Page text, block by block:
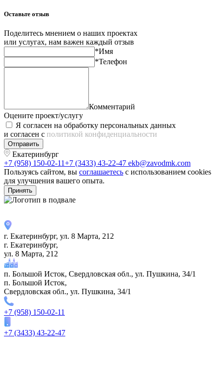
Оставьте отзыв
Поделитесь мнением о наших проектах
или услугах, нам важен каждый отзыв
*Имя
*Телефон
Комментарий
Оцените проект/услугу
Я согласен на обработку персональных данных
и согласен с политикой конфиденциальности
Отправить
Екатеринбург
+7 (958) 150-02-11+7 (3433) 43-22-47 ekb@zavodmk.com
Пользуясь сайтом, вы соглашаетесь с использованием cookies
для улучшения вашего опыта.
Принять
г. Екатеринбург, ул. 8 Марта, 212
г. Екатеринбург,
ул. 8 Марта, 212
​п. Большой Исток, Свердловская обл., ул. Пушкина, 34/1
​п. Большой Исток,
Свердловская обл., ул. Пушкина, 34/1
+7 (958) 150-02-11
+7 (3433) 43-22-47